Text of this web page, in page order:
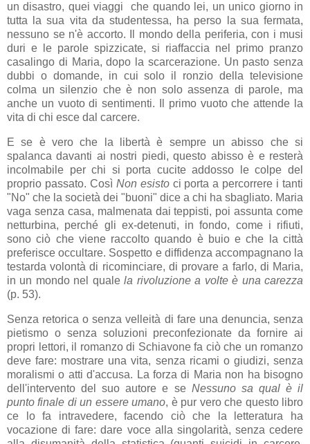
un disastro, quei viaggi che quando lei, un unico giorno in
tutta la sua vita da studentessa, ha perso la sua fermata,
nessuno se n'è accorto. Il mondo della periferia, con i musi
duri e le parole spizzicate, si riaffaccia nel primo pranzo
casalingo di Maria, dopo la scarcerazione. Un pasto senza
dubbi o domande, in cui solo il ronzio della televisione
colma un silenzio che è non solo assenza di parole, ma
anche un vuoto di sentimenti. Il primo vuoto che attende la
vita di chi esce dal carcere.
E se è vero che la libertà è sempre un abisso che si
spalanca davanti ai nostri piedi, questo abisso è e resterà
incolmabile per chi si porta cucite addosso le colpe del
proprio passato. Così Non esistoci porta a percorrere i tanti
"No" che la società dei "buoni" dice a chi ha sbagliato. Maria
vaga senza casa, malmenata dai teppisti, poi assunta come
netturbina, perché gli ex-detenuti, in fondo, come i rifiuti,
sono ciò che viene raccolto quando è buio e che la città
preferisce occultare. Sospetto e diffidenza accompagnano la
testarda volontà di ricominciare, di provare a farlo, di Maria,
in un mondo nel qualela rivoluzione a volte è una carezza
(p. 53).
Senza retorica o senza velleità di fare una denuncia, senza
pietismo o senza soluzioni preconfezionate da fornire ai
propri lettori, il romanzo di Schiavone fa ciò che un romanzo
deve fare: mostrare una vita, senza ricami o giudizi, senza
moralismi o atti d'accusa. La forza di Maria non ha bisogno
dell'intervento del suo autore e se Nessuno sa qual è il
punto finale di un essere umano, è pur vero che questo libro
ce lo fa intravedere, facendo ciò che la letteratura ha
vocazione di fare: dare voce alla singolarità, senza cedere